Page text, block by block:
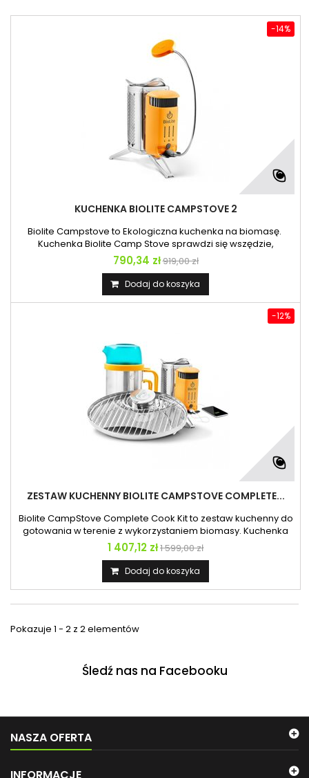
KUCHENKA BIOLITE CAMPSTOVE 2
Biolite Campstove to Ekologiczna kuchenka na biomasę.
Kuchenka Biolite Camp Stove sprawdzi się wszędzie,
gdziekolwiek uda ci się znaleźć nieco suchej trawy, igliwia,
gałązek, kory drzewnej. CampStove to flagowy produkt
sprawdzonej na rynku outdoorowym firmy BioLite. W 2012 r.
ten przenośny piecyk turystyczny otrzymał prestiżową
Innovation By Design Award...
790,34 zł919,00 zł
-14%
Dodaj do koszyka
ZESTAW KUCHENNY BIOLITE CAMPSTOVE COMPLETE...
Biolite CampStove Complete Cook Kit to zestaw kuchenny do
gotowania w terenie z wykorzystaniem biomasy. Kuchenka
Biolite CampStove sprawdzi się wszędzie, gdziekolwiek uda ci
się znaleźć nieco suchej trawy, igliwia, szyszek, gałązek, kory
drzewnej. To flagowy produkt sprawdzonej na rynku
outdoorowym firmy BioLite. W 2012 r. ten przenośny piecyk
turystyczny...
1 407,12 zł1 599,00 zł
-12%
Dodaj do koszyka
Pokazuje 1 - 2 z 2 elementów
Śledź nas na Facebooku
NASZA OFERTA